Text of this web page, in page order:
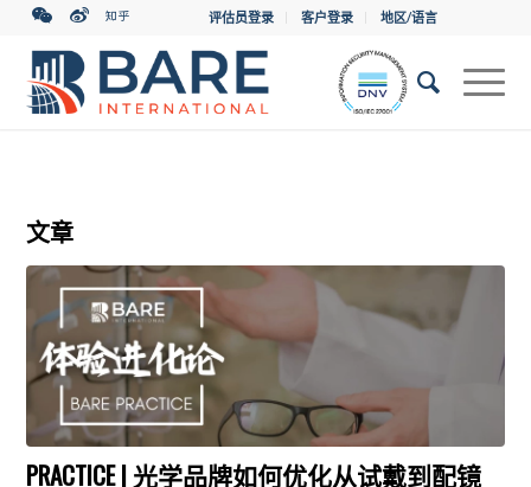
评估员登录 客户登录 地区/语言
文章
PRACTICE | 光学品牌如何优化从试戴到配镜